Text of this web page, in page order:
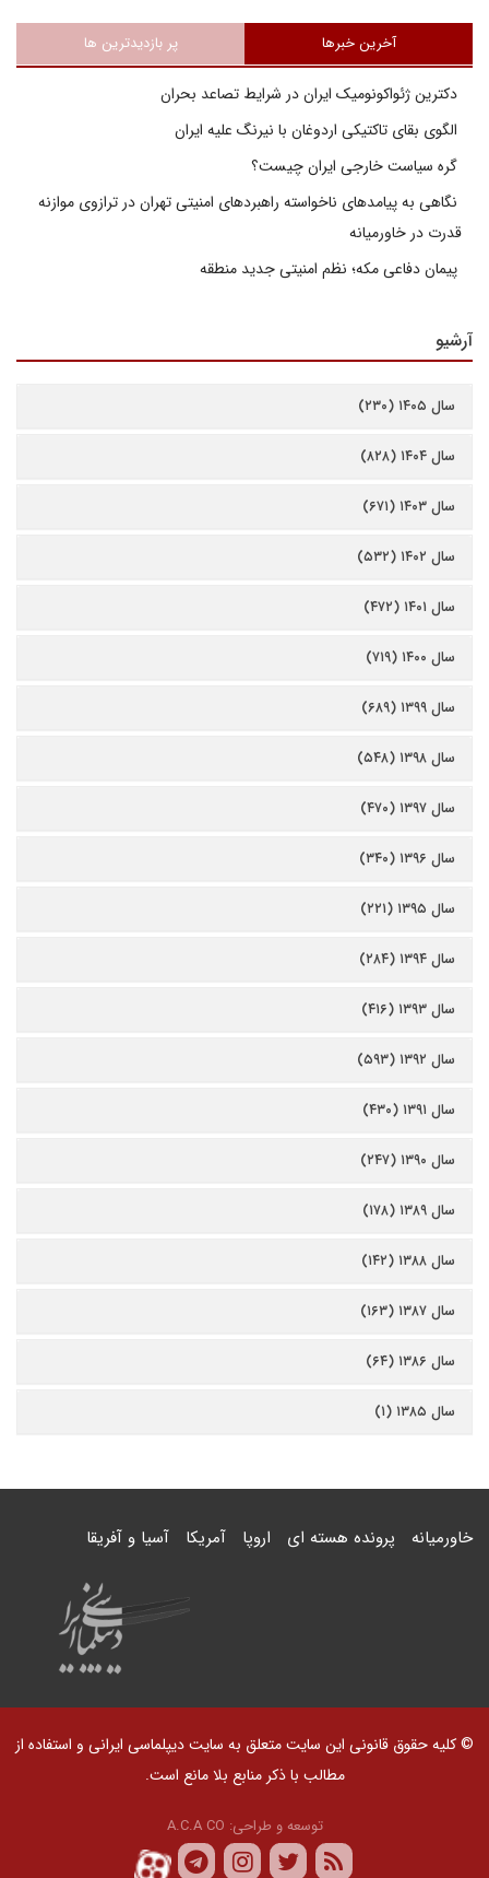
آخرین خبرها پر بازدیدترین ها
دکترین ژئواکونومیک ایران در شرایط تصاعد بحران
الگوی بقای تاکتیکی اردوغان با نیرنگ علیه ایران
گره سیاست خارجی ایران چیست؟
نگاهی به پیامدهای ناخواسته راهبردهای امنیتی تهران در ترازوی موازنه
قدرت در خاورمیانه
پیمان دفاعی مکه؛ نظم امنیتی جدید منطقه
آرشیو
سال ۱۴۰۵ (۲۳۰)
سال ۱۴۰۴ (۸۲۸)
سال ۱۴۰۳ (۶۷۱)
سال ۱۴۰۲ (۵۳۲)
سال ۱۴۰۱ (۴۷۲)
سال ۱۴۰۰ (۷۱۹)
سال ۱۳۹۹ (۶۸۹)
سال ۱۳۹۸ (۵۴۸)
سال ۱۳۹۷ (۴۷۰)
سال ۱۳۹۶ (۳۴۰)
سال ۱۳۹۵ (۲۲۱)
سال ۱۳۹۴ (۲۸۴)
سال ۱۳۹۳ (۴۱۶)
سال ۱۳۹۲ (۵۹۳)
سال ۱۳۹۱ (۴۳۰)
سال ۱۳۹۰ (۲۴۷)
سال ۱۳۸۹ (۱۷۸)
سال ۱۳۸۸ (۱۴۲)
سال ۱۳۸۷ (۱۶۳)
سال ۱۳۸۶ (۶۴)
سال ۱۳۸۵ (۱)
خاورمیانه پرونده هسته ای اروپا آمریکا آسیا و آفریقا
© کلیه حقوق قانونی این سایت متعلق به سایت دیپلماسی ایرانی و استفاده از
مطالب با ذکر منابع بلا مانع است.
توسعه و طراحی: A.C.A CO